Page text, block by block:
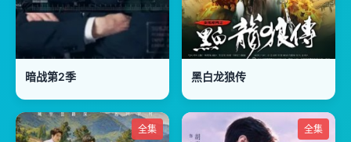
暗战第2季 黑白龙狼传
全集 全集